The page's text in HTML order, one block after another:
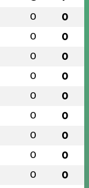
0 0
0 0
0 0
0 0
0 0
0 0
0 0
0 0
0 0